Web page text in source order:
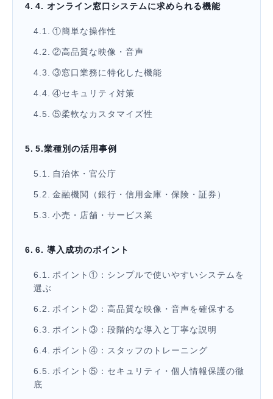
4. オンライン窓口システムに求められる機能
①簡単な操作性
②高品質な映像・音声
③窓口業務に特化した機能
④セキュリティ対策
⑤柔軟なカスタマイズ性
5.業種別の活用事例
自治体・官公庁
金融機関（銀行・信用金庫・保険・証券）
小売・店舗・サービス業
6. 導入成功のポイント
ポイント①：シンプルで使いやすいシステムを
選ぶ
ポイント②：高品質な映像・音声を確保する
ポイント③：段階的な導入と丁寧な説明
ポイント④：スタッフのトレーニング
ポイント⑤：セキュリティ・個人情報保護の徹
底